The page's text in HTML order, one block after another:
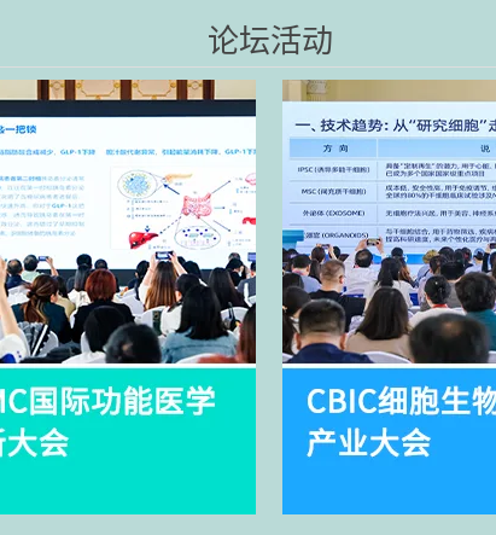
论坛活动